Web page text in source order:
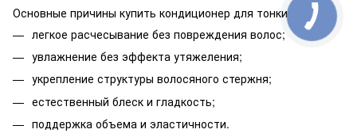
Основные причины купить кондиционер для тонких волос:
легкое расчесывание без повреждения волос;
увлажнение без эффекта утяжеления;
укрепление структуры волосяного стержня;
естественный блеск и гладкость;
поддержка объема и эластичности.